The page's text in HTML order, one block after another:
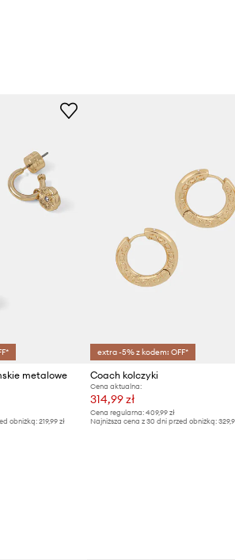
metalowe
obniżką: 219,99 zł
extra -5% z kodem: OFF*
Coach kolczyki
Cena aktualna:
314,99 zł
Cena regularna:409,99 zł
Najniższa cena z 30 dni przed obniżką: